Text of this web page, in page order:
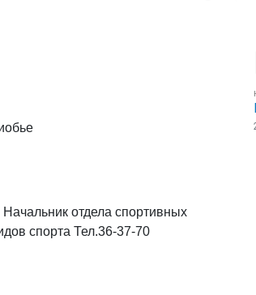
отдела спортивных
спорта Тел.36-37-70